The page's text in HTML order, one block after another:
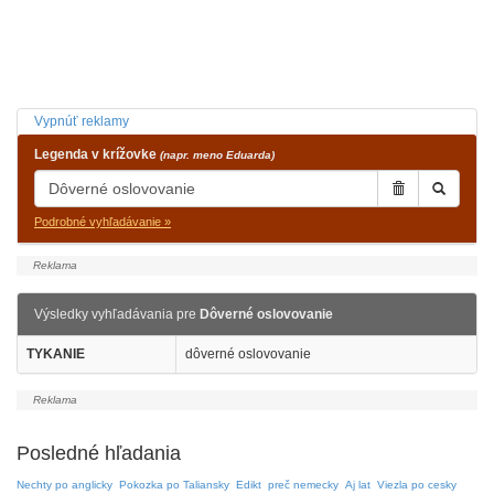
Vypnúť reklamy
Legenda v krížovke (napr. meno Eduarda)
Podrobné vyhľadávanie »
Výsledky vyhľadávania pre Dôverné oslovovanie
TYKANIE dôverné oslovovanie
Posledné hľadania
Nechty po anglicky Pokozka po Taliansky Edikt preč nemecky Aj lat Viezla po cesky